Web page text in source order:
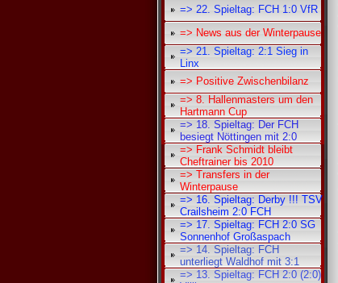
=> 22. Spieltag: FCH 1:0 VfR
=> News aus der Winterpause
=> 21. Spieltag: 2:1 Sieg in
Linx
=> Positive Zwischenbilanz
=> 8. Hallenmasters um den
Hartmann Cup
=> 18. Spieltag: Der FCH
besiegt Nöttingen mit 2:0
=> Frank Schmidt bleibt
Cheftrainer bis 2010
=> Transfers in der
Winterpause
=> 16. Spieltag: Derby !!! TSV
Crailsheim 2:0 FCH
=> 17. Spieltag: FCH 2:0 SG
Sonnenhof Großaspach
=> 14. Spieltag: FCH
unterliegt Waldhof mit 3:1
=> 13. Spieltag: FCH 2:0 (2:0)